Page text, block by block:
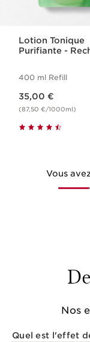
Lotion Tonique
Purifiante -
400 ml Refill
35,00 €
(87,50 €/1000ml)
Vous
Nos
Quel est l'effet